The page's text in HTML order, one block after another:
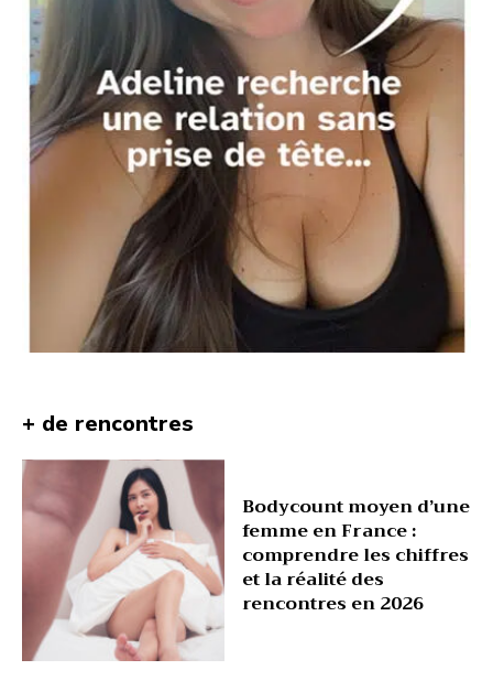
+ de rencontres
Bodycount moyen d’une
femme en France :
comprendre les chiffres
et la réalité des
rencontres en 2026